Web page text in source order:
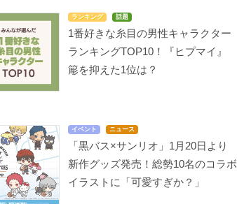
ランキング 話題
1番好きな糸目の男性キャラクター
ランキングTOP10！『ヒプマイ』
簓を抑えた1位は？
イベント ニュース
「黒バス×サンリオ」1月20日より
新作グッズ発売！総勢10名のコラボ
イラストに「可愛すぎか？」